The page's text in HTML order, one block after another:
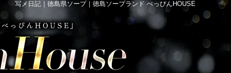
写メ日記｜徳島県ソープ｜徳島ソープランド べっぴんHOUSE